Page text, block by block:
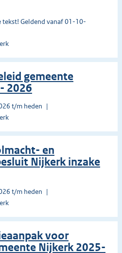
tekst! Geldend vanaf 01-10-
gemeente
2026
t/m heden
en
Nijkerk inzake
t/m heden
voor
Nijkerk 2025-